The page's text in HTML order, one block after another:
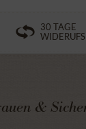
30 TAGE
&